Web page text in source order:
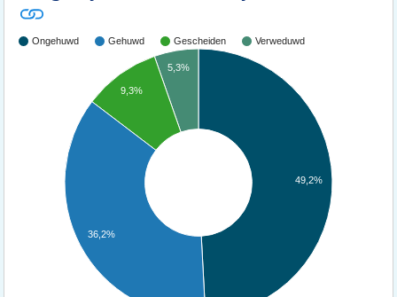
Ongehuwd Gehuwd Gescheiden Verweduwd
49,2%
5,3%
9,3%
36,2%